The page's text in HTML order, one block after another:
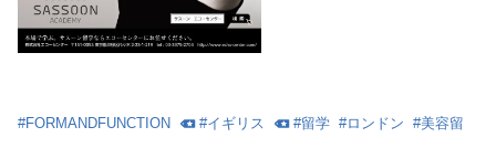
#FORMANDFUNCTION #イギリス #留学 #ロンドン #美容留